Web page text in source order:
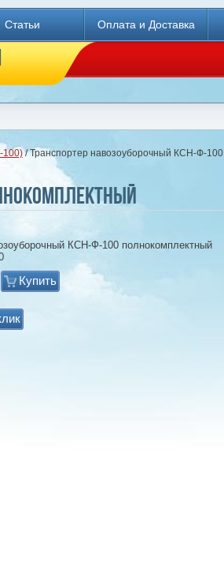
Статьи Оплата и Доставка
100)/ Транспортер навозоуборочный КСН-Ф-100
КСН-Ф-100 полнокомплектный
Купить